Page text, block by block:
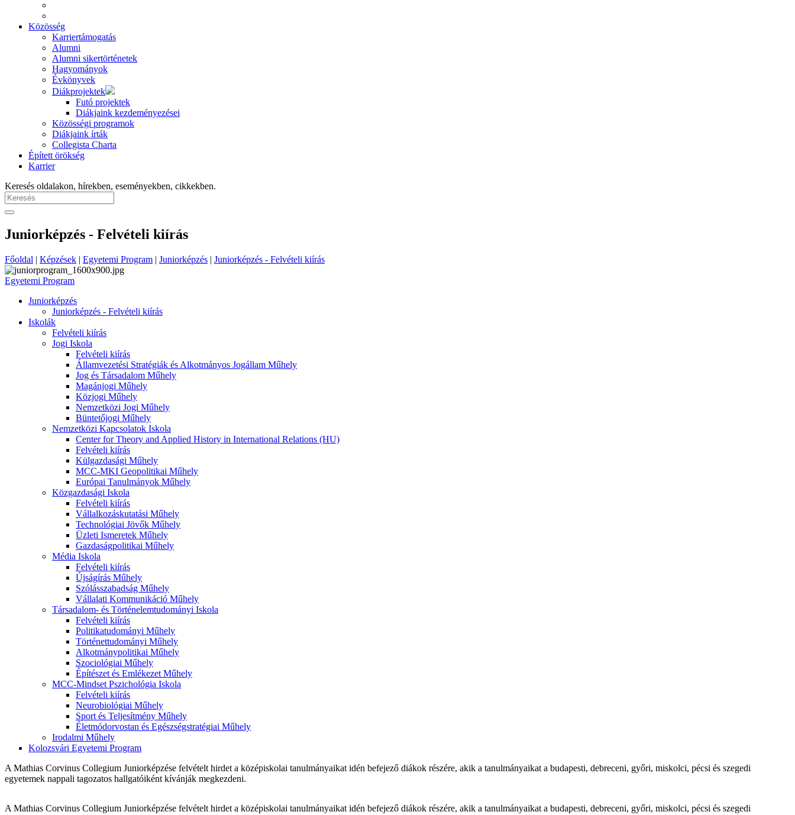
Közösség
Karriertámogatás
Alumni
Alumni sikertörténetek
Hagyományok
Évkönyvek
Diákprojektek
Futó projektek
Diákjaink kezdeményezései
Közösségi programok
Diákjaink írták
Collegista Charta
Épített örökség
Karrier
Keresés oldalakon, hírekben, eseményekben, cikkekben.
Juniorképzés - Felvételi kiírás
Főoldal | Képzések | Egyetemi Program | Juniorképzés | Juniorképzés - Felvételi kiírás
Egyetemi Program
Juniorképzés
Juniorképzés - Felvételi kiírás
Iskolák
Felvételi kiírás
Jogi Iskola
Felvételi kiírás
Államvezetési Stratégiák és Alkotmányos Jogállam Műhely
Jog és Társadalom Műhely
Magánjogi Műhely
Közjogi Műhely
Nemzetközi Jogi Műhely
Büntetőjogi Műhely
Nemzetközi Kapcsolatok Iskola
Center for Theory and Applied History in International Relations (HU)
Felvételi kiírás
Külgazdasági Műhely
MCC-MKI Geopolitikai Műhely
Európai Tanulmányok Műhely
Közgazdasági Iskola
Felvételi kiírás
Vállalkozáskutatási Műhely
Technológiai Jövők Műhely
Üzleti Ismeretek Műhely
Gazdaságpolitikai Műhely
Média Iskola
Felvételi kiírás
Újságírás Műhely
Szólásszabadság Műhely
Vállalati Kommunikáció Műhely
Társadalom- és Történelemtudományi Iskola
Felvételi kiírás
Politikatudományi Műhely
Történettudományi Műhely
Alkotmánypolitikai Műhely
Szociológiai Műhely
Építészet és Emlékezet Műhely
MCC-Mindset Pszichológia Iskola
Felvételi kiírás
Neurobiológiai Műhely
Sport és Teljesítmény Műhely
Életmódorvostan és Egészségstratégiai Műhely
Irodalmi Műhely
Kolozsvári Egyetemi Program
A Mathias Corvinus Collegium Juniorképzése felvételt hirdet a középiskolai tanulmányaikat idén befejező diákok részére, akik a tanulmányaikat a budapesti, debreceni, győri, miskolci, pécsi és szegedi
egyetemek nappali tagozatos hallgatóiként kívánják megkezdeni.
A Mathias Corvinus Collegium Juniorképzése felvételt hirdet a középiskolai tanulmányaikat idén befejező diákok részére, akik a tanulmányaikat a budapesti, debreceni, győri, miskolci, pécsi és szegedi